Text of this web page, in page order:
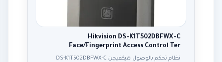
Hikvision DS-K1T502DBFWX-C
Face/Fingerprint Access Control Ter
نظام تحكم بالوصول هيكفيجن DS-K1T502DBFWX-C